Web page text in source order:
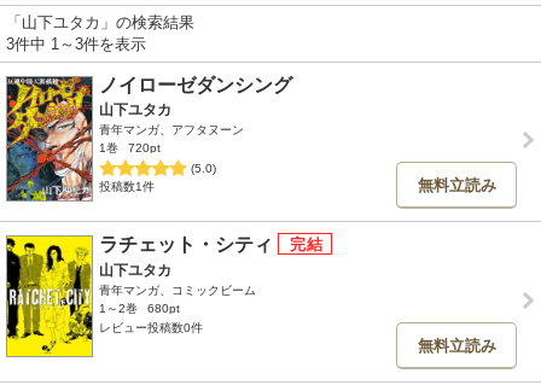
「山下ユタカ」の検索結果
3件中 1～3件を表示
ノイローゼダンシング
山下ユタカ
青年マンガ、アフタヌーン
1巻
720pt
(5.0)
投稿数1件
無料立読み
ラチェット・シティ
山下ユタカ
青年マンガ、コミックビーム
1～2巻
680pt
レビュー投稿数0件
無料立読み